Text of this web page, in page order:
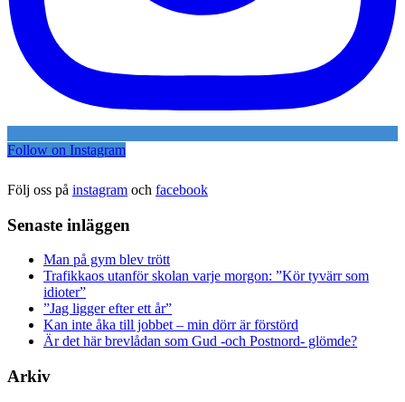
Follow on Instagram
Följ oss på instagram och facebook
Senaste inläggen
Man på gym blev trött
Trafikkaos utanför skolan varje morgon: ”Kör tyvärr som
idioter”
”Jag ligger efter ett år”
Kan inte åka till jobbet – min dörr är förstörd
Är det här brevlådan som Gud -och Postnord- glömde?
Arkiv